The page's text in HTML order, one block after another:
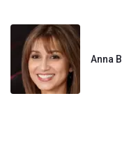
Anna